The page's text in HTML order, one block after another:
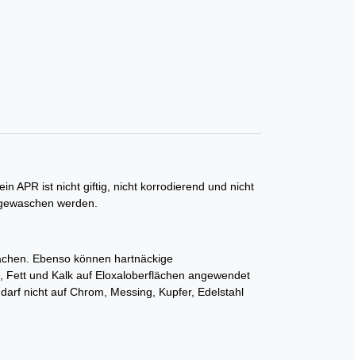
APR ist nicht giftig, nicht korrodierend und nicht
werden.
Ebenso können hartnäckige
und Kalk auf Eloxaloberflächen angewendet
nicht auf Chrom, Messing, Kupfer, Edelstahl